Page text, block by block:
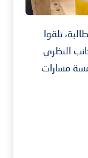
من 25 طالبًا وطالبة، تلقوا
النظري
مسارات